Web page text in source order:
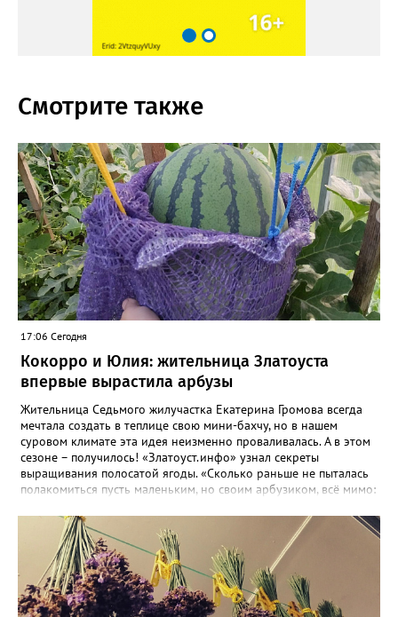
Смотрите также
17:06 Сегодня
Кокорро и Юлия: жительница Златоуста
впервые вырастила арбузы
Жительница Седьмого жилучастка Екатерина Громова всегда
мечтала создать в теплице свою мини-бахчу, но в нашем
суровом климате эта идея неизменно проваливалась. А в этом
сезоне – получилось! «Златоуст.инфо» узнал секреты
выращивания полосатой ягоды. «Сколько раньше не пыталась
полакомиться пусть маленьким, но своим арбузиком, всё мимо:
«Златоуст.инфо» садовод. – В этом году посадила сорт так
называемых северных арбузов – «Юлия», а также «Коккоро»
(он жёлтый и, говорят, очень сладкий). Вот уже первый на пару
кило вызрел. Чтобы не оборвал плеть, подвешиваю своих
полосатиков в сетках из-под овощей или авоськах,
подкармливаю. Не терпится попробовать!». Опытные